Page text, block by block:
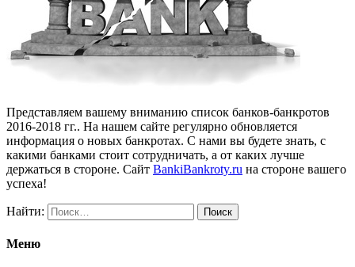
Представляем вашему вниманию список банков-банкротов
2016-2018 гг.. На нашем сайте регулярно обновляется
информация о новых банкротах. С нами вы будете знать, с
какими банками стоит сотрудничать, а от каких лучше
держаться в стороне. Сайт BankiBankroty.ru на стороне вашего
успеха!
Найти:
Меню